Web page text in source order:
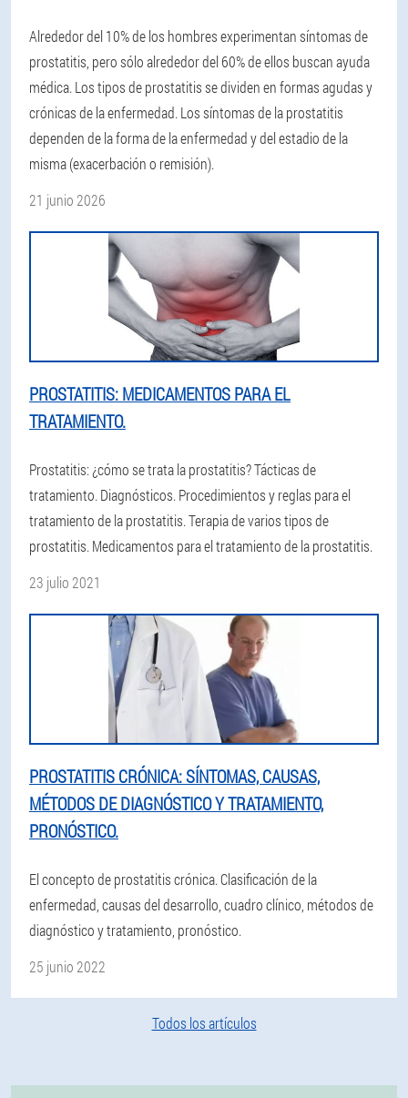
Alrededor del 10% de los hombres experimentan síntomas de
prostatitis, pero sólo alrededor del 60% de ellos buscan ayuda
médica. Los tipos de prostatitis se dividen en formas agudas y
crónicas de la enfermedad. Los síntomas de la prostatitis
dependen de la forma de la enfermedad y del estadio de la
misma (exacerbación o remisión).
21 junio 2026
PROSTATITIS: MEDICAMENTOS PARA EL
TRATAMIENTO.
Prostatitis: ¿cómo se trata la prostatitis? Tácticas de
tratamiento. Diagnósticos. Procedimientos y reglas para el
tratamiento de la prostatitis. Terapia de varios tipos de
prostatitis. Medicamentos para el tratamiento de la prostatitis.
23 julio 2021
PROSTATITIS CRÓNICA: SÍNTOMAS, CAUSAS,
MÉTODOS DE DIAGNÓSTICO Y TRATAMIENTO,
PRONÓSTICO.
El concepto de prostatitis crónica. Clasificación de la
enfermedad, causas del desarrollo, cuadro clínico, métodos de
diagnóstico y tratamiento, pronóstico.
25 junio 2022
Todos los artículos